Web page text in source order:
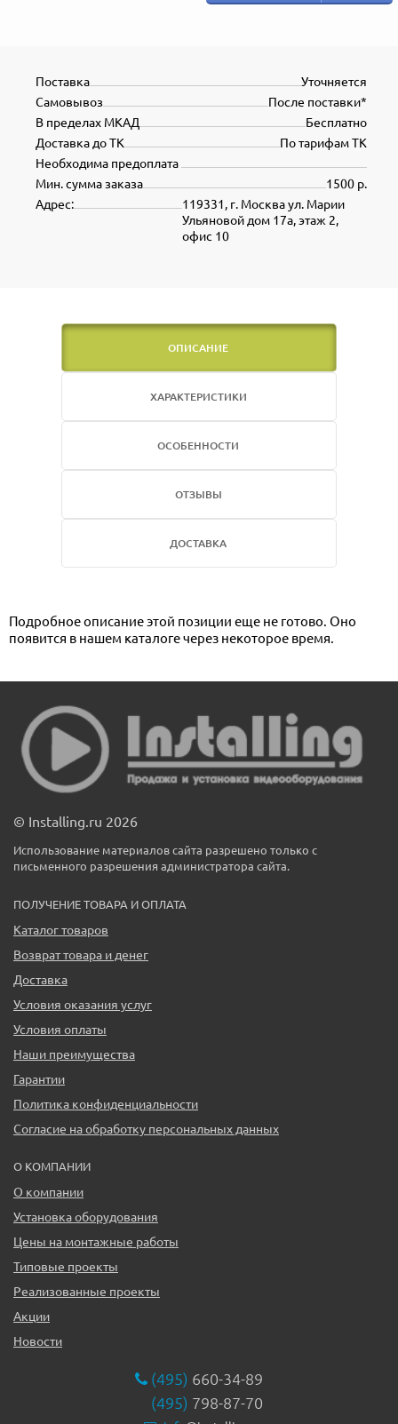
Уточняется
Поставка
После поставки*
Самовывоз
Бесплатно
В пределах МКАД
По тарифам ТК
Доставка до ТК
Необходима предоплата
1500 р.
Мин. сумма заказа
119331, г. Москва ул. Марии
Ульяновой дом 17а, этаж 2,
офис 10
Адрес:
ОПИСАНИЕ
ХАРАКТЕРИСТИКИ
ОСОБЕННОСТИ
ОТЗЫВЫ
ДОСТАВКА
Подробное описание этой позиции еще не готово. Оно
появится в нашем каталоге через некоторое время.
© Installing.ru 2026
Использование материалов сайта разрешено только с
письменного разрешения администратора сайта.
ПОЛУЧЕНИЕ ТОВАРА И ОПЛАТА
Каталог товаров
Возврат товара и денег
Доставка
Условия оказания услуг
Условия оплаты
Наши преимущества
Гарантии
Политика конфиденциальности
Согласие на обработку персональных данных
О КОМПАНИИ
О компании
Установка оборудования
Цены на монтажные работы
Типовые проекты
Реализованные проекты
Акции
Новости
(495) 660-34-89
(495) 798-87-70